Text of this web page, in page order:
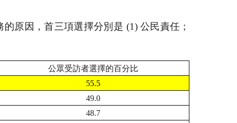
原因，首三項選擇分別是 (1) 公民責任；
公眾受訪者選擇的百分比
55.5
49.0
48.7